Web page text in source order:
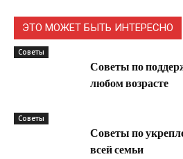
ЭТО МОЖЕТ БЫТЬ ИНТЕРЕСНО
Советы
Советы по
любом возрасте
Советы
Советы по
всей семьи